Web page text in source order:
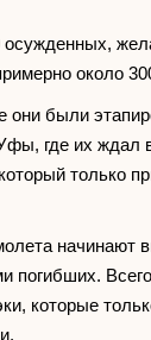
осужденных,
около
они были
где их ждал
только
начинают
погибших.
которые